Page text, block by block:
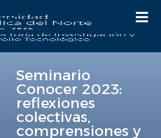
Seminario
Conocer 2023:
reflexiones
colectivas,
comprensiones y